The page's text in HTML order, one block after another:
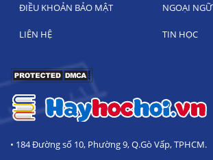
ĐIỀU KHOẢN BẢO MẬT NGOẠI NGỮ
LIÊN HỆ TIN HỌC
• 184 Đường số 10, Phường 9, Q.Gò Vấp, TPHCM.